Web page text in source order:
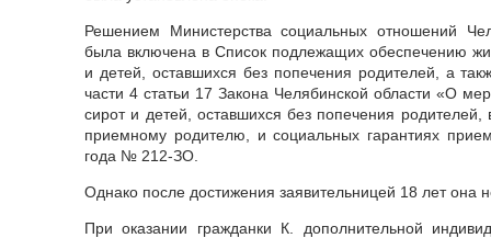
Решением Министерства социальных отношений
была включена в Список подлежащих обеспечению
и детей, оставшихся без попечения родителей, а
части 4 статьи 17 Закона Челябинской области «О
сирот и детей, оставшихся без попечения
приемному родителю, и социальных гарантиях
года № 212-ЗО.
Однако после достижения заявительницей 18 лет она
При оказании гражданки К. дополнительной